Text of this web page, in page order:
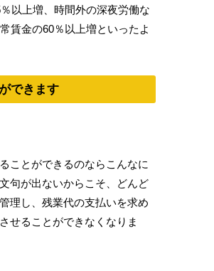
以上増、時間外の深夜労働な
賃金の60％以上増といったよ
できます
ことができるのならこんなに
句が出ないからこそ、どんど
理し、残業代の支払いを求め
せることができなくなりま